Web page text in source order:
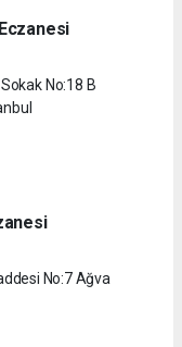
No:18 B
No:7 Ağva